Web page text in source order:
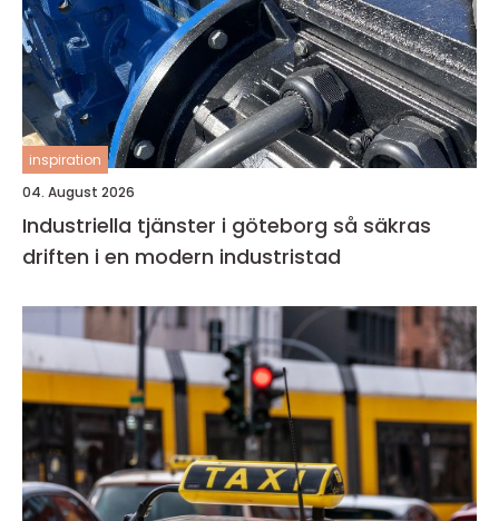
inspiration
04. August 2026
Industriella tjänster i göteborg så säkras
driften i en modern industristad